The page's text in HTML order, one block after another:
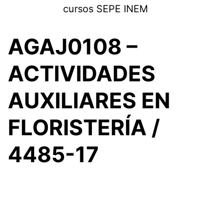
cursos SEPE INEM
AGAJ0108 –
ACTIVIDADES
AUXILIARES EN
FLORISTERÍA /
4485-17